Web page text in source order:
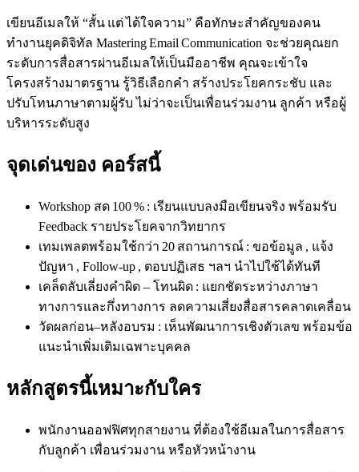
เขียนอีเมลให้ “สั้น แต่ ได้ใจความ” คือทักษะสำคัญของคน
ทำงานยุคดิจิทัล Mastering Email Communication จะช่วยคุณยก
ระดับการสื่อสารผ่านอีเมลให้เป็นมืออาชีพ คุณจะเข้าใจ
โครงสร้างมาตรฐาน รู้วิธีเลือกคำ สร้างประโยคกระชับ และ
ปรับโทนภาษาตามผู้รับ ไม่ว่าจะเป็นเพื่อนร่วมงาน ลูกค้า หรือผู้
บริหารระดับสูง
จุดเด่นของ คอร์สนี้
Workshop สด 100 % : เรียนแบบลงมือเขียนจริง พร้อมรับ
Feedback รายประโยคจากวิทยากร
เทมเพลตพร้อมใช้กว่า 20 สถานการณ์ : ขอข้อมูล , แจ้ง
ปัญหา , Follow‑up , ตอบปฏิเสธ ฯลฯ นำไปใช้ได้ทันที
เคล็ดลับเลี่ยงคำผิด – โทนผิด : แยกชัดระหว่างภาษา
ทางการและกึ่งทางการ ลดความเสี่ยงสื่อสารคลาดเคลื่อน
วัดผลก่อน–หลังอบรม : เห็นพัฒนาการเชิงตัวเลข พร้อมข้อ
แนะนำเพิ่มเติมเฉพาะบุคคล
หลักสูตรนี้เหมาะกับใคร
พนักงานออฟฟิศทุกสายงาน ที่ต้องใช้อีเมลในการสื่อสาร
กับลูกค้า เพื่อนร่วมงาน หรือหัวหน้างาน